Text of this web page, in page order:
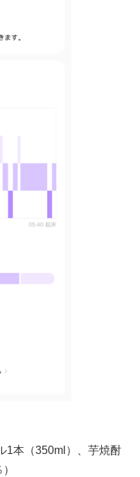
1本（350ml）、芋焼酎